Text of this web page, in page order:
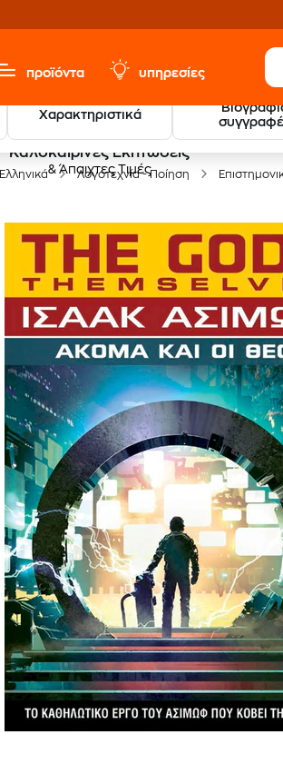
προϊόντα υπηρεσίες
Χαρακτηριστικά
Καλοκαιρινές Εκπτώσεις
& Άπαιχτες Τιμές
20
Ελληνικά Λογοτεχνία - Ποίηση